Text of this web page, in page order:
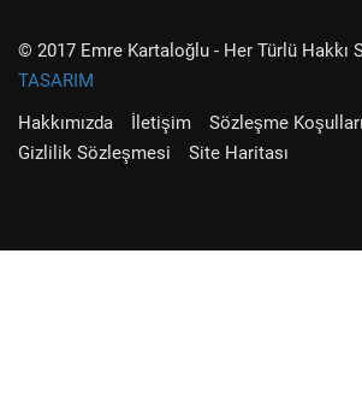
© 2017 Emre Kartaloğlu - Her Türlü Hakkı
TASARIM
Hakkımızda
İletişim
Sözleşme Koşulları
Gizlilik Sözleşmesi
Site Haritası